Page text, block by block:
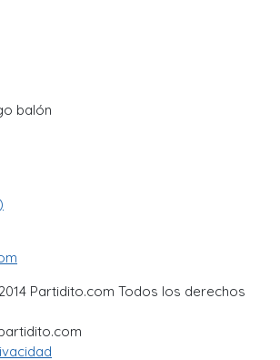
Partidito.com Todos los derechos